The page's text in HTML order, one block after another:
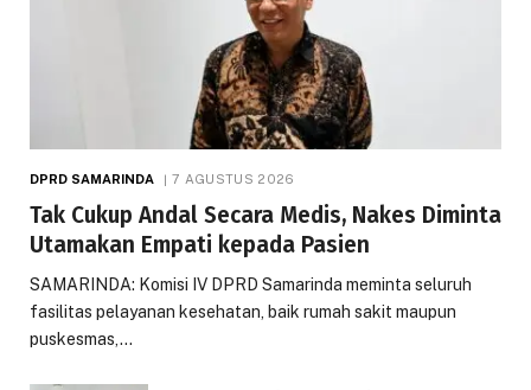
DPRD SAMARINDA 7 AGUSTUS 2026
Tak Cukup Andal Secara Medis, Nakes Diminta
Utamakan Empati kepada Pasien
SAMARINDA: Komisi IV DPRD Samarinda meminta seluruh
fasilitas pelayanan kesehatan, baik rumah sakit maupun
puskesmas,…